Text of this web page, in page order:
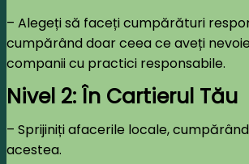
– Alegeți să faceți cumpărături
cumpărând doar ceea ce aveți
companii cu practici responsabile.
Nivel 2: În Cartierul Tău
– Sprijiniți afacerile locale,
acestea.